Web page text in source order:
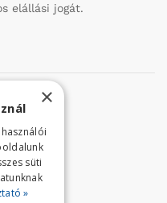
elállási jogát.
17.
×
süti
»